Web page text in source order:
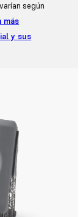
según
más
y sus